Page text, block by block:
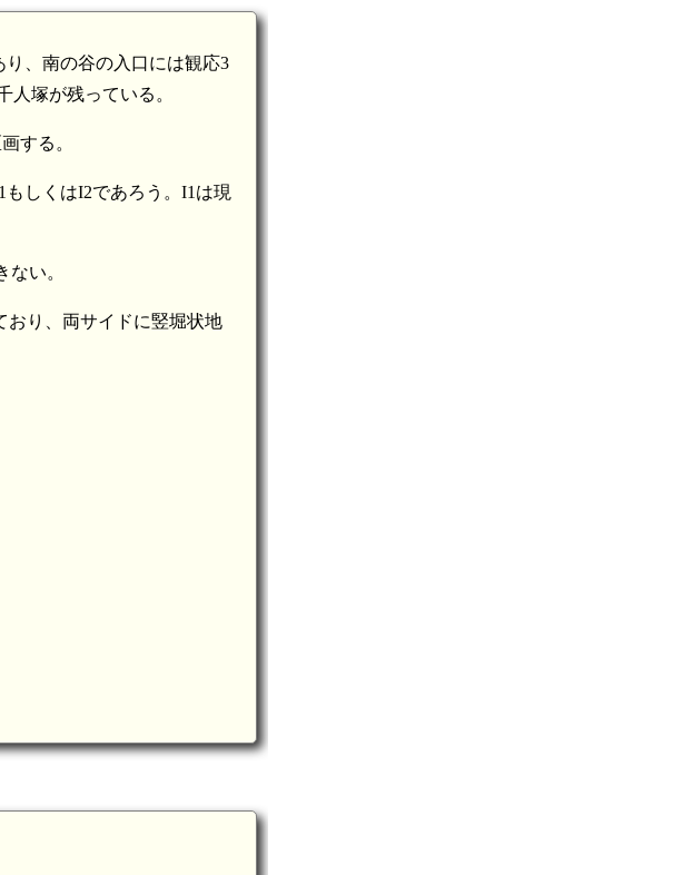
り、南の谷の入口には観応3
塚が残っている。
する。
しくはI2であろう。I1は現
い。
おり、両サイドに竪堀状地